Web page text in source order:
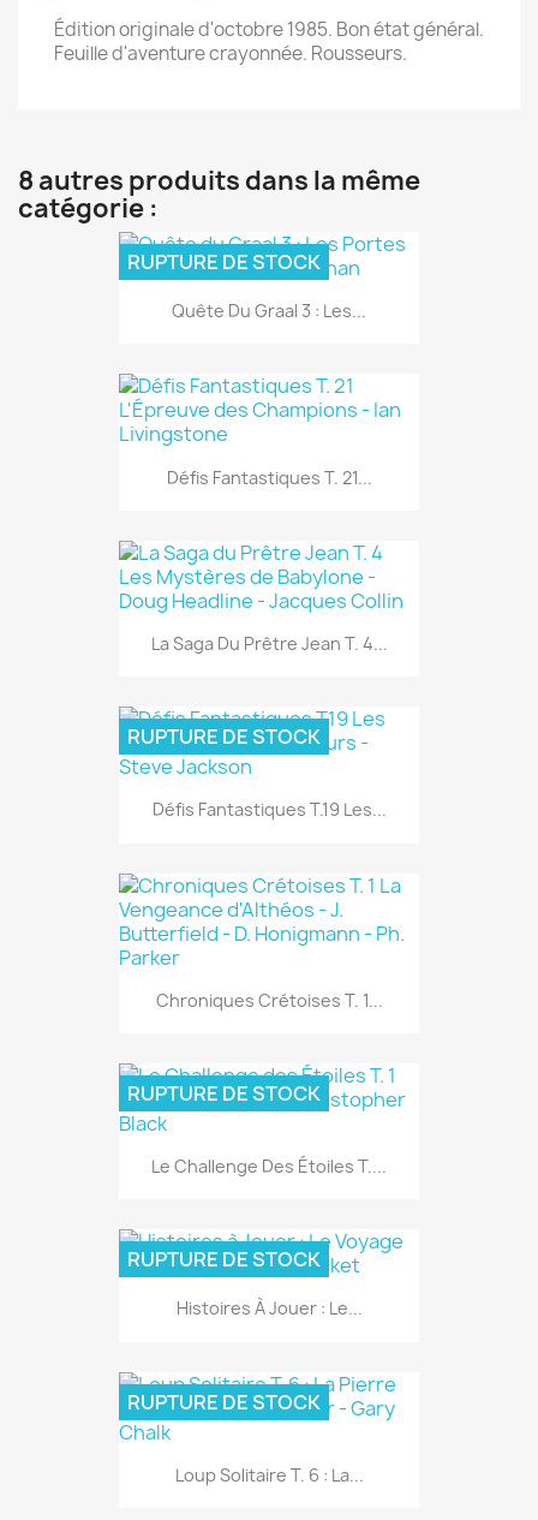
Édition originale d'octobre 1985. Bon état général.
Feuille d'aventure crayonnée. Rousseurs.
8 autres produits dans la même
catégorie :
Quête Du Graal 3 : Les...
RUPTURE DE STOCK
Défis Fantastiques T. 21...
La Saga Du Prêtre Jean T. 4...
Défis Fantastiques T.19 Les...
RUPTURE DE STOCK
Chroniques Crétoises T. 1...
Le Challenge Des Étoiles T....
RUPTURE DE STOCK
Histoires À Jouer : Le...
RUPTURE DE STOCK
Loup Solitaire T. 6 : La...
RUPTURE DE STOCK